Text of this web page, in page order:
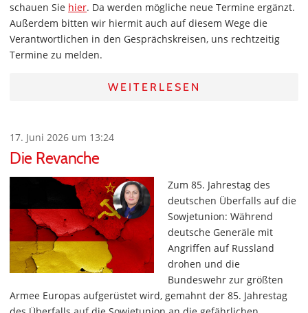
schauen Sie hier. Da werden mögliche neue Termine ergänzt.
Außerdem bitten wir hiermit auch auf diesem Wege die
Verantwortlichen in den Gesprächskreisen, uns rechtzeitig
Termine zu melden.
WEITERLESEN
17. Juni 2026 um 13:24
Die Revanche
Zum 85. Jahrestag des
deutschen Überfalls auf die
Sowjetunion: Während
deutsche Generäle mit
Angriffen auf Russland
drohen und die
Bundeswehr zur größten
Armee Europas aufgerüstet wird, gemahnt der 85. Jahrestag